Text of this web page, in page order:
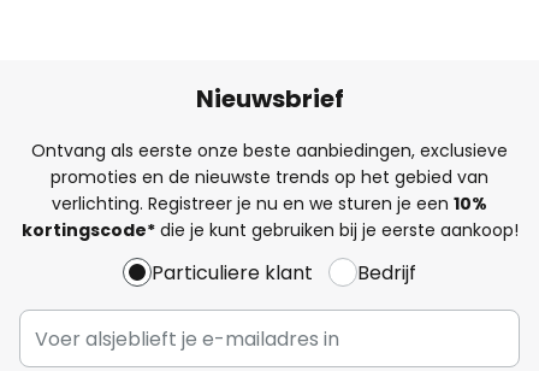
Nieuwsbrief
Ontvang als eerste onze beste aanbiedingen, exclusieve
promoties en de nieuwste trends op het gebied van
verlichting. Registreer je nu en we sturen je een 10%
kortingscode*die je kunt gebruiken bij je eerste aankoop!
Particuliere klant Bedrijf